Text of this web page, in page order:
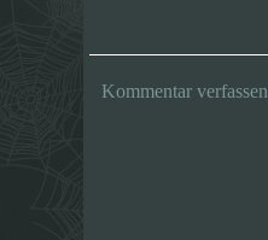
Kommentar verfassen